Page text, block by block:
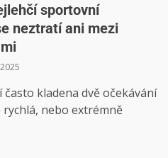
sportovní
neztratí ani mezi
kladena dvě očekávání
nebo extrémně